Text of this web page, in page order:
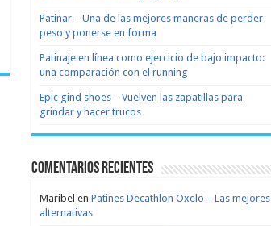
Patinar – Una de las mejores maneras de perder
peso y ponerse en forma
Patinaje en línea como ejercicio de bajo impacto:
una comparación con el running
Epic gind shoes – Vuelven las zapatillas para
grindar y hacer trucos
Comentarios recientes
Maribel en Patines Decathlon Oxelo – Las mejores
alternativas